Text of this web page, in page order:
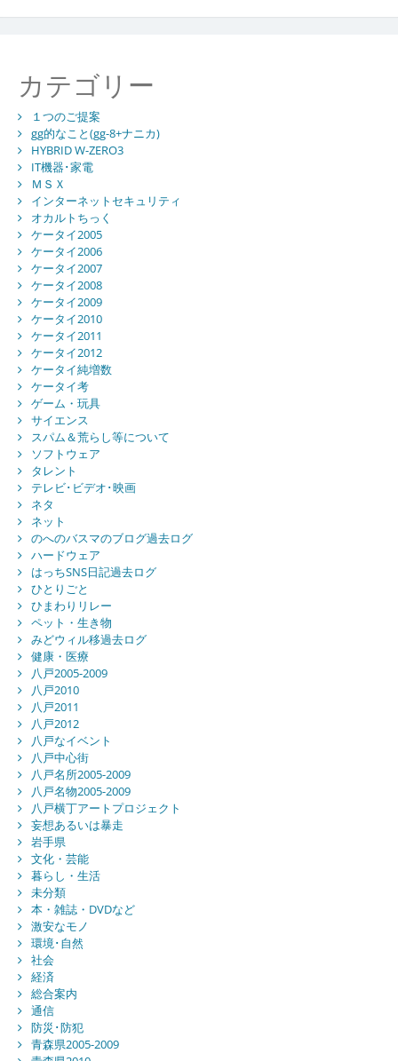
カテゴリー
１つのご提案
gg的なこと(gg-8+ナニカ)
HYBRID W-ZERO3
IT機器･家電
ＭＳＸ
インターネットセキュリティ
オカルトちっく
ケータイ2005
ケータイ2006
ケータイ2007
ケータイ2008
ケータイ2009
ケータイ2010
ケータイ2011
ケータイ2012
ケータイ純増数
ケータイ考
ゲーム・玩具
サイエンス
スパム＆荒らし等について
ソフトウェア
タレント
テレビ･ビデオ･映画
ネタ
ネット
のへのバスマのブログ過去ログ
ハードウェア
はっちSNS日記過去ログ
ひとりごと
ひまわりリレー
ペット・生き物
みどウィル移過去ログ
健康・医療
八戸2005-2009
八戸2010
八戸2011
八戸2012
八戸なイベント
八戸中心街
八戸名所2005-2009
八戸名物2005-2009
八戸横丁アートプロジェクト
妄想あるいは暴走
岩手県
文化・芸能
暮らし・生活
未分類
本・雑誌・DVDなど
激安なモノ
環境･自然
社会
経済
総合案内
通信
防災･防犯
青森県2005-2009